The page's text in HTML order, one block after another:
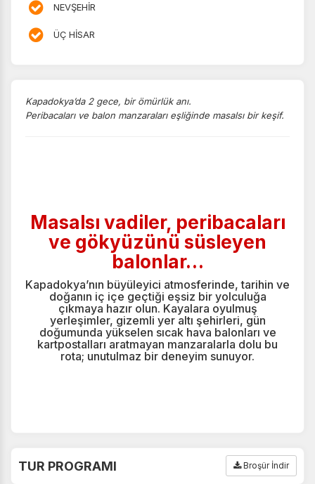
NEVŞEHİR
ÜÇ HİSAR
Kapadokya’da 2 gece, bir ömürlük anı.
Peribacaları ve balon manzaraları eşliğinde masalsı bir keşif.
Masalsı vadiler, peribacaları
ve gökyüzünü süsleyen
balonlar…
Kapadokya’nın büyüleyici atmosferinde, tarihin ve
doğanın iç içe geçtiği eşsiz bir yolculuğa
çıkmaya hazır olun. Kayalara oyulmuş
yerleşimler, gizemli yer altı şehirleri, gün
doğumunda yükselen sıcak hava balonları ve
kartpostalları aratmayan manzaralarla dolu bu
rota; unutulmaz bir deneyim sunuyor.
TUR PROGRAMI Broşür İndir